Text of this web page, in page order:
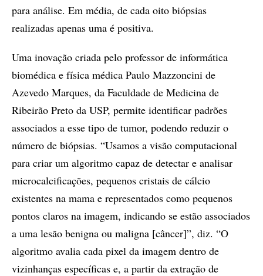
para análise. Em média, de cada oito biópsias
realizadas apenas uma é positiva.
Uma inovação criada pelo professor de informática
biomédica e física médica Paulo Mazzoncini de
Azevedo Marques, da Faculdade de Medicina de
Ribeirão Preto da USP, permite identificar padrões
associados a esse tipo de tumor, podendo reduzir o
número de biópsias. “Usamos a visão computacional
para criar um algoritmo capaz de detectar e analisar
microcalcificações, pequenos cristais de cálcio
existentes na mama e representados como pequenos
pontos claros na imagem, indicando se estão associados
a uma lesão benigna ou maligna [câncer]”, diz. “O
algoritmo avalia cada pixel da imagem dentro de
vizinhanças específicas e, a partir da extração de